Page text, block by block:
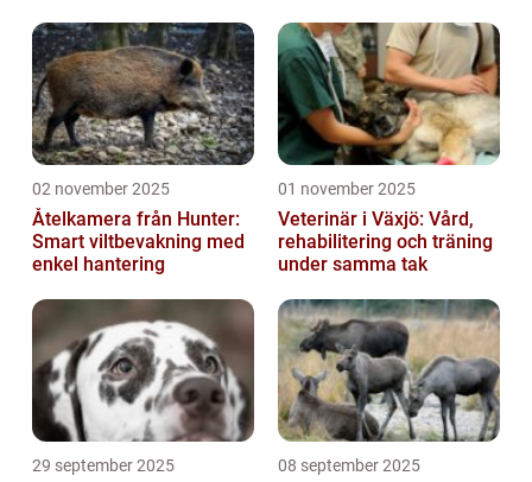
02 november 2025
Åtelkamera från Hunter:
Smart viltbevakning med
enkel hantering
01 november 2025
Veterinär i Växjö: Vård,
rehabilitering och träning
under samma tak
29 september 2025 08 september 2025